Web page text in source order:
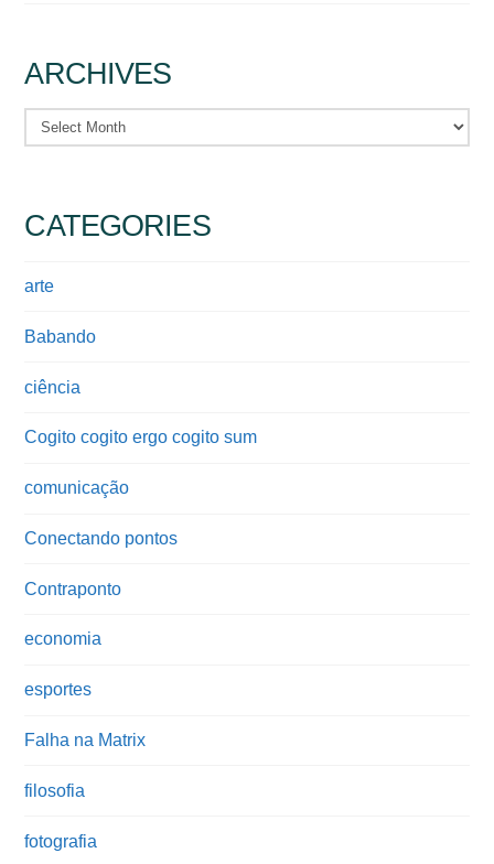
ARCHIVES
Archives
CATEGORIES
arte
Babando
ciência
Cogito cogito ergo cogito sum
comunicação
Conectando pontos
Contraponto
economia
esportes
Falha na Matrix
filosofia
fotografia